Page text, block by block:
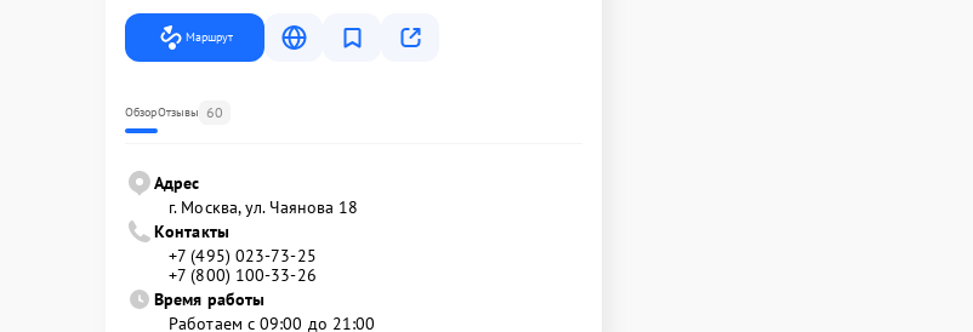
Маршрут
ОбзорОтзывы 60
Адрес
г. Москва, ул. Чаянова 18
Контакты
+7 (495) 023-73-25
+7 (800) 100-33-26
Время работы
Работаем с 09:00 до 21:00